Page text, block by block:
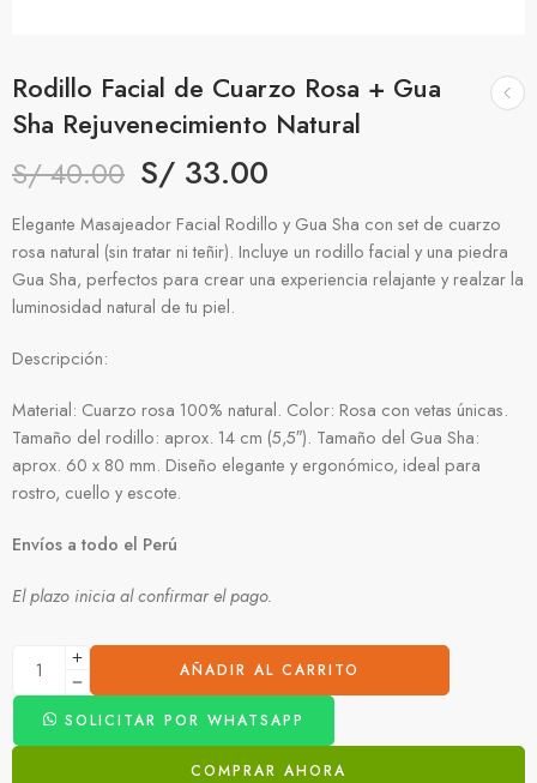
Rodillo Facial de Cuarzo Rosa + Gua
Sha Rejuvenecimiento Natural
S/40.00 S/ 33.00
Elegante Masajeador Facial Rodillo y Gua Sha con set de cuarzo
rosa natural (sin tratar ni teñir). Incluye un rodillo facial y una piedra
Gua Sha, perfectos para crear una experiencia relajante y realzar la
luminosidad natural de tu piel.
Descripción:
Material: Cuarzo rosa 100% natural. Color: Rosa con vetas únicas.
Tamaño del rodillo: aprox. 14 cm (5,5″). Tamaño del Gua Sha:
aprox. 60 x 80 mm. Diseño elegante y ergonómico, ideal para
rostro, cuello y escote.
Envíos a todo el Perú
El plazo inicia al confirmar el pago.
AÑADIR AL CARRITO
SOLICITAR POR WHATSAPP
COMPRAR AHORA